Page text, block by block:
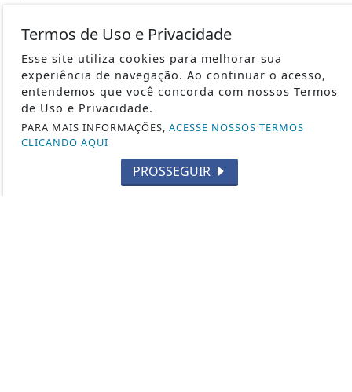
VARIEDADES
ARMAS DE AR
MUNIÇÕES
FUZIS
MILITARISMO
ACESSÓRIOS E EQUIPAMENTOS
ÚLTIMAS NOTÍCIAS
Termos de Uso e Privacidade
Esse site utiliza cookies para melhorar sua
experiência de navegação. Ao continuar o acesso,
entendemos que você concorda com nossos Termos
de Uso e Privacidade.
PARA MAIS INFORMAÇÕES, ACESSE NOSSOS TERMOS
CLICANDO AQUI
PROSSEGUIR